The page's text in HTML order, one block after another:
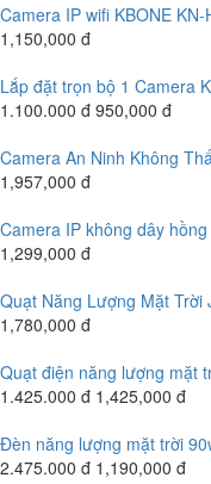
Camera IP wifi KBONE KN-
1,150,000 đ
Lắp đặt trọn bộ 1 Camera
1.100.000 đ 950,000 đ
Camera An Ninh Không
1,957,000 đ
Camera IP không dây
1,299,000 đ
Quạt Năng Lượng Mặt Trời
1,780,000 đ
Quạt điện năng lượng mặt
1.425.000 đ 1,425,000 đ
Đèn năng lượng mặt trời
2.475.000 đ 1,190,000 đ